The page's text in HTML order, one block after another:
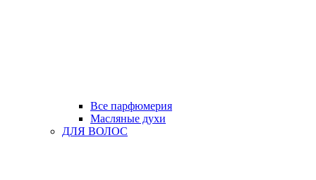
Все парфюмерия
Масляные духи
ДЛЯ ВОЛОС